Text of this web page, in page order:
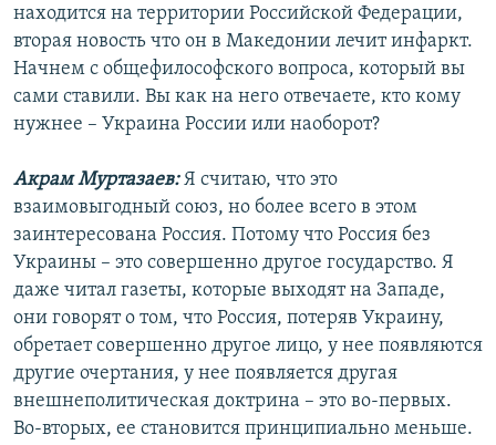
находится на территории Российской Федерации,
вторая новость что он в Македонии лечит инфаркт.
Начнем с общефилософского вопроса, который вы
сами ставили. Вы как на него отвечаете, кто кому
нужнее – Украина России или наоборот?
Акрам Муртазаев:Я считаю, что это
взаимовыгодный союз, но более всего в этом
заинтересована Россия. Потому что Россия без
Украины – это совершенно другое государство. Я
даже читал газеты, которые выходят на Западе,
они говорят о том, что Россия, потеряв Украину,
обретает совершенно другое лицо, у нее появляются
другие очертания, у нее появляется другая
внешнеполитическая доктрина – это во-первых.
Во-вторых, ее становится принципиально меньше.